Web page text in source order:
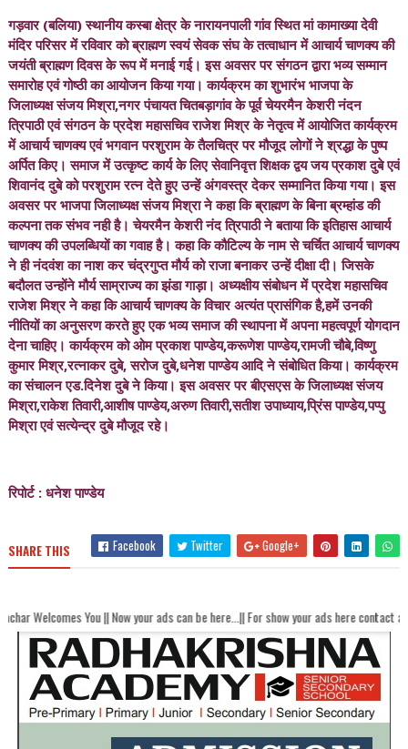
गड़वार (बलिया) स्थानीय कस्बा क्षेत्र के नारायनपाली गांव स्थित मां कामाख्या देवी
मंदिर परिसर में रविवार को ब्राह्मण स्वयं सेवक संघ के तत्वाधान में आचार्य चाणक्य की
जयंती ब्राह्मण दिवस के रूप में मनाई गई। इस अवसर पर संगठन द्वारा भव्य सम्मान
समारोह एवं गोष्ठी का आयोजन किया गया। कार्यक्रम का शुभारंभ भाजपा के
जिलाध्यक्ष संजय मिश्रा,नगर पंचायत चितबड़ागांव के पूर्व चेयरमैन केशरी नंदन
त्रिपाठी एवं संगठन के प्रदेश महासचिव राजेश मिश्र के नेतृत्व में आयोजित कार्यक्रम
में आचार्य चाणक्य एवं भगवान परशुराम के तैलचित्र पर मौजूद लोगों ने श्रद्धा के पुष्प
अर्पित किए। समाज में उत्कृष्ट कार्य के लिए सेवानिवृत्त शिक्षक द्वय जय प्रकाश दुबे एवं
शिवानंद दुबे को परशुराम रत्न देते हुए उन्हें अंगवस्त्र देकर सम्मानित किया गया। इस
अवसर पर भाजपा जिलाध्यक्ष संजय मिश्रा ने कहा कि ब्राह्मण के बिना ब्रम्हांड की
कल्पना तक संभव नही है। चेयरमैन केशरी नंद त्रिपाठी ने बताया कि इतिहास आचार्य
चाणक्य की उपलब्धियों का गवाह है। कहा कि कौटिल्य के नाम से चर्चित आचार्य चाणक्य
ने ही नंदवंश का नाश कर चंद्रगुप्त मौर्य को राजा बनाकर उन्हें दीक्षा दी। जिसके
बदौलत उन्होंने मौर्य साम्राज्य का झंडा गाड़ा। अध्यक्षीय संबोधन में प्रदेश महासचिव
राजेश मिश्र ने कहा कि आचार्य चाणक्य के विचार अत्यंत प्रासंगिक है,हमें उनकी
नीतियों का अनुसरण करते हुए एक भव्य समाज की स्थापना में अपना महत्वपूर्ण योगदान
देना चाहिए। कार्यक्रम को ओम प्रकाश पाण्डेय,करूणेश पाण्डेय,रामजी चौबे,विष्णु
कुमार मिश्र,रत्नाकर दुबे, सरोज दुबे,धनेश पाण्डेय आदि ने संबोधित किया। कार्यक्रम
का संचालन एड.दिनेश दुबे ने किया। इस अवसर पर बीएसएस के जिलाध्यक्ष संजय
मिश्रा,राकेश तिवारी,आशीष पाण्डेय,अरुण तिवारी,सतीश उपाध्याय,प्रिंस पाण्डेय,पप्पु
मिश्रा एवं सत्येन्द्र दुबे मौजूद रहे।
रिपोर्ट : धनेश पाण्डेय
SHARE THIS Facebook Twitter Google+
You || Now your ads can be here...|| For show your ads here contact